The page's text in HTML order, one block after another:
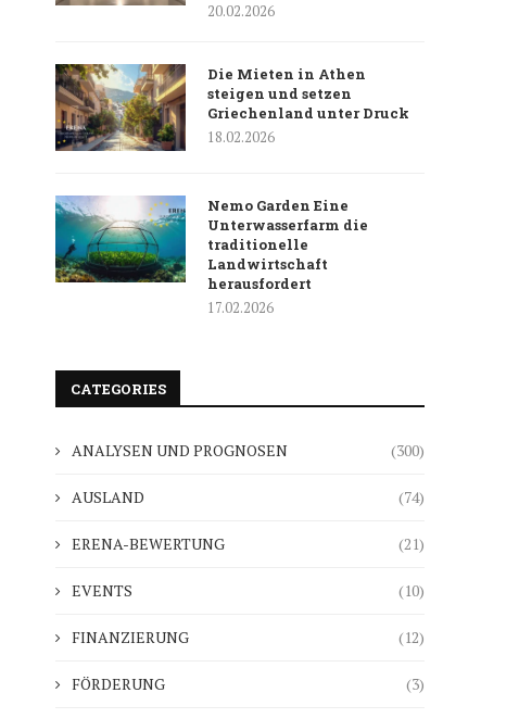
20.02.2026
Die Mieten in Athen
steigen und setzen
Griechenland unter Druck
18.02.2026
Nemo Garden Eine
Unterwasserfarm die
traditionelle
Landwirtschaft
herausfordert
17.02.2026
CATEGORIES
ANALYSEN UND PROGNOSEN (300)
AUSLAND (74)
ERENA-BEWERTUNG (21)
EVENTS (10)
FINANZIERUNG (12)
FÖRDERUNG (3)